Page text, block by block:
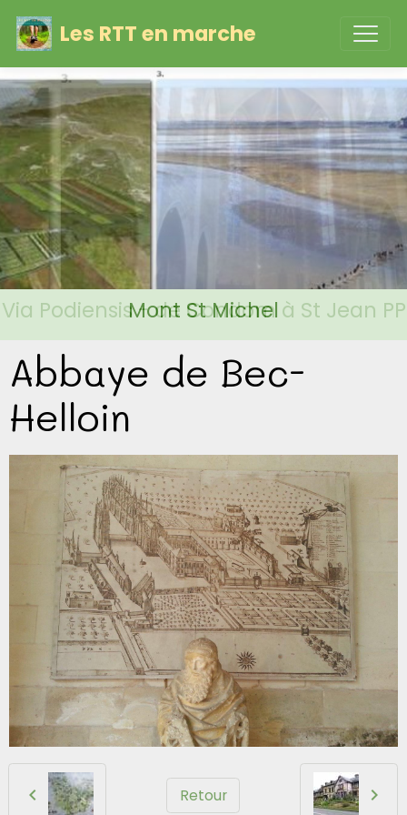
Les RTT en marche
Mont St Michel
Via Podiensis - de Condom à St Jean PP
Abbaye de Bec-
Helloin
Retour